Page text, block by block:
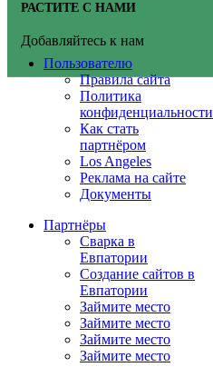
РАСТИТЕ С НАМИ
Добавляйтесь к нам
Пользователю
Правила сайта
Политика
конфиденциальности
Как стать
партнёром
Los Angeles
Реклама на сайте
Документы
Партнёры
Сварка в
Евпатории
Создание сайтов в
Евпатории
Займите место
Займите место
Займите место
Займите место